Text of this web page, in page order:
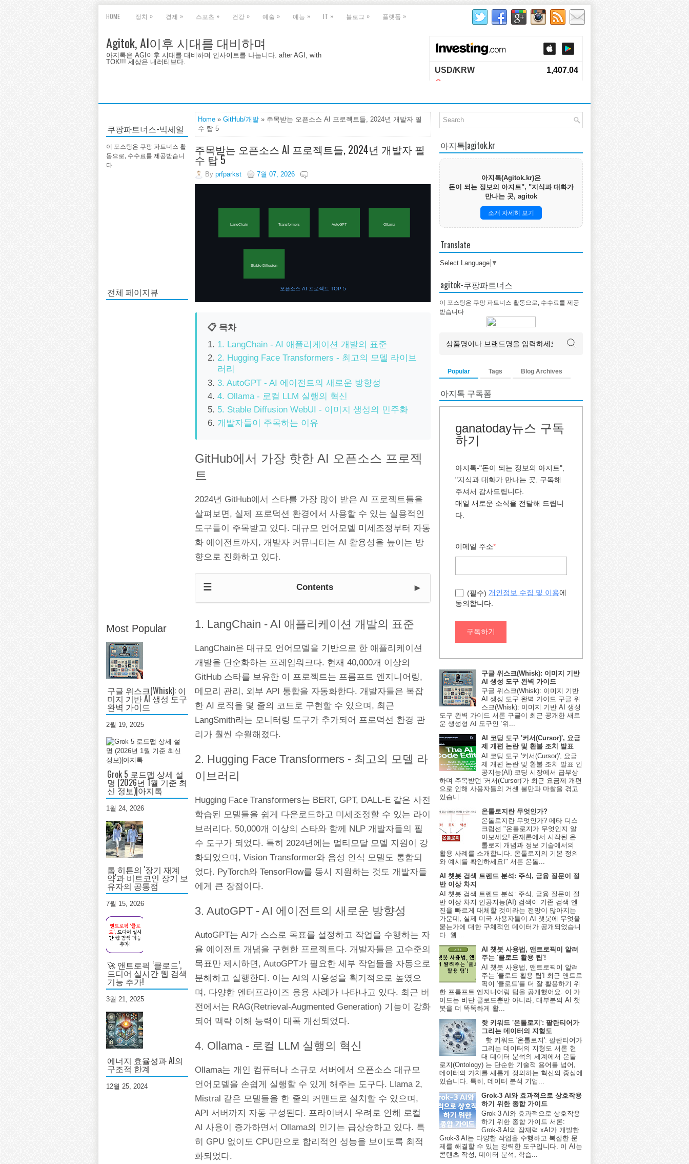
HOME 정치 » 경제 » 스포츠 » 건강 » 예술 » 예능 » IT » 블로그 » 플랫폼 »
Agitok, AI이후 시대를 대비하며
아지톡은 AGI이후 시대를 대비하며 인사이트를 나눕니다. after AGI, with
TOK!!! 세상은 내러티브다.
쿠팡파트너스-빅세일
이 포스팅은 쿠팡 파트너스 활
동으로, 수수료를 제공받습니
다
전체 페이지뷰
Most Popular
구글 위스크(Whisk): 이
미지 기반 AI 생성 도구
완벽 가이드
2월 19, 2025
Grok 5 로드맵 상세 설
명 (2026년 1월 기준 최
신 정보)|아지톡
1월 24, 2026
톰 히튼의 '장기 재계
약'과 비트코인 장기 보
유자의 공통점
7월 15, 2026
🚀 앤트로픽 ‘클로드’,
드디어 실시간 웹 검색
기능 추가!
3월 21, 2025
에너지 효율성과 AI의
구조적 한계
12월 25, 2024
Home » GitHub/개발 » 주목받는 오픈소스 AI 프로젝트들, 2024년 개발자 필
수 탑 5
주목받는 오픈소스 AI 프로젝트들, 2024년 개발자 필
수 탑 5
By prfparkst 7월 07, 2026
LangChain Transformers AutoGPT Ollama
Stable Diffusion
오픈소스 AI 프로젝트 TOP 5
📋 목차
1. LangChain - AI 애플리케이션 개발의 표준
2. Hugging Face Transformers - 최고의 모델 라이브
러리
3. AutoGPT - AI 에이전트의 새로운 방향성
4. Ollama - 로컬 LLM 실행의 혁신
5. Stable Diffusion WebUI - 이미지 생성의 민주화
개발자들이 주목하는 이유
GitHub에서 가장 핫한 AI 오픈소스 프로젝
트
2024년 GitHub에서 스타를 가장 많이 받은 AI 프로젝트들을
살펴보면, 실제 프로덕션 환경에서 사용할 수 있는 실용적인
도구들이 주목받고 있다. 대규모 언어모델 미세조정부터 자동
화 에이전트까지, 개발자 커뮤니티는 AI 활용성을 높이는 방
향으로 진화하고 있다.
☰ Contents ►
1. LangChain - AI 애플리케이션 개발의 표준
LangChain은 대규모 언어모델을 기반으로 한 애플리케이션
개발을 단순화하는 프레임워크다. 현재 40,000개 이상의
GitHub 스타를 보유한 이 프로젝트는 프롬프트 엔지니어링,
메모리 관리, 외부 API 통합을 자동화한다. 개발자들은 복잡
한 AI 로직을 몇 줄의 코드로 구현할 수 있으며, 최근
LangSmith라는 모니터링 도구가 추가되어 프로덕션 환경 관
리가 훨씬 수월해졌다.
2. Hugging Face Transformers - 최고의 모델 라
이브러리
Hugging Face Transformers는 BERT, GPT, DALL-E 같은 사전
학습된 모델들을 쉽게 다운로드하고 미세조정할 수 있는 라이
브러리다. 50,000개 이상의 스타와 함께 NLP 개발자들의 필
수 도구가 되었다. 특히 2024년에는 멀티모달 모델 지원이 강
화되었으며, Vision Transformer와 음성 인식 모델도 통합되
었다. PyTorch와 TensorFlow를 동시 지원하는 것도 개발자들
에게 큰 장점이다.
3. AutoGPT - AI 에이전트의 새로운 방향성
AutoGPT는 AI가 스스로 목표를 설정하고 작업을 수행하는 자
율 에이전트 개념을 구현한 프로젝트다. 개발자들은 고수준의
목표만 제시하면, AutoGPT가 필요한 세부 작업들을 자동으로
분해하고 실행한다. 이는 AI의 사용성을 획기적으로 높였으
며, 다양한 엔터프라이즈 응용 사례가 나타나고 있다. 최근 버
전에서는 RAG(Retrieval-Augmented Generation) 기능이 강화
되어 맥락 이해 능력이 대폭 개선되었다.
4. Ollama - 로컬 LLM 실행의 혁신
Ollama는 개인 컴퓨터나 소규모 서버에서 오픈소스 대규모
언어모델을 손쉽게 실행할 수 있게 해주는 도구다. Llama 2,
Mistral 같은 모델들을 한 줄의 커맨드로 설치할 수 있으며,
API 서버까지 자동 구성된다. 프라이버시 우려로 인해 로컬
AI 사용이 증가하면서 Ollama의 인기는 급상승하고 있다. 특
히 GPU 없이도 CPU만으로 합리적인 성능을 보이도록 최적
화되었다.
아지톡|agitok.kr
아지톡(Agitok.kr)은
돈이 되는 정보의 아지트", "지식과 대화가
만나는 곳, agitok
소개 자세히 보기
Translate
Select Language ▼
agitok-쿠팡파트너스
이 포스팅은 쿠팡 파트너스 활동으로, 수수료를 제공
받습니다
Popular Tags Blog Archives
아지톡 구독폼
ganatoday뉴스 구독
하기
아지톡-"돈이 되는 정보의 아지트",
"지식과 대화가 만나는 곳, 구독해
주셔서 감사드립니다.
매일 새로운 소식을 전달해 드립니
다.
이메일 주소*
(필수) 개인정보 수집 및 이용에
동의합니다.
구독하기
구글 위스크(Whisk): 이미지 기반
AI 생성 도구 완벽 가이드
구글 위스크(Whisk): 이미지 기반
AI 생성 도구 완벽 가이드 구글 위
스크(Whisk): 이미지 기반 AI 생성
도구 완벽 가이드 서론 구글이 최근 공개한 새로
운 생성형 AI 도구인 ‘위...
AI 코딩 도구 '커서(Cursor)', 요금
제 개편 논란 및 환불 조치 발표
AI 코딩 도구 '커서(Cursor)', 요금
제 개편 논란 및 환불 조치 발표 인
공지능(AI) 코딩 시장에서 급부상
하며 주목받던 '커서(Cursor)'가 최근 요금제 개편
으로 인해 사용자들의 거센 불만과 마찰을 겪고
있습니...
온톨로지란 무엇인가?
온톨로지란 무엇인가? 메타 디스
크립션 "온톨로지가 무엇인지 알
아보세요! 존재론에서 시작된 온
톨로지 개념과 정보 기술에서의
활용 사례를 소개합니다. 온톨로지의 기본 정의
와 예시를 확인하세요!" 서론 온톨...
AI 챗봇 검색 트렌드 분석: 주식, 금융 질문이 절
반 이상 차지
AI 챗봇 검색 트렌드 분석: 주식, 금융 질문이 절
반 이상 차지 인공지능(AI) 검색이 기존 검색 엔
진을 빠르게 대체할 것이라는 전망이 많아지는
가운데, 실제 미국 사용자들이 AI 챗봇에 무엇을
묻는가에 대한 구체적인 데이터가 공개되었습니
다. 웹 ...
AI 챗봇 사용법, 앤트로픽이 알려
주는 '클로드 활용 팁'!
AI 챗봇 사용법, 앤트로픽이 알려
주는 '클로드 활용 팁'! 최근 앤트로
픽이 '클로드'를 더 잘 활용하기 위
한 프롬프트 엔지니어링 팁을 공개했어요. 이 가
이드는 비단 클로드뿐만 아니라, 대부분의 AI 챗
봇을 더 똑똑하게 활...
핫 키워드 '온톨로지': 팔란티어가
그리는 데이터의 지형도
핫 키워드 '온톨로지': 팔란티어가
그리는 데이터의 지형도 서론 현
대 데이터 분석의 세계에서 온톨
로지(Ontology) 는 단순한 기술적 용어를 넘어,
데이터의 가치를 새롭게 정의하는 혁신의 중심에
있습니다. 특히, 데이터 분석 기업...
Grok-3 AI와 효과적으로 상호작용
하기 위한 종합 가이드
Grok-3 AI와 효과적으로 상호작용
하기 위한 종합 가이드 서론:
Grok-3 AI의 잠재력 xAI가 개발한
Grok-3 AI는 다양한 작업을 수행하고 복잡한 문
제를 해결할 수 있는 강력한 도구입니다. 이 AI는
콘텐츠 작성, 데이터 분석, 학습...